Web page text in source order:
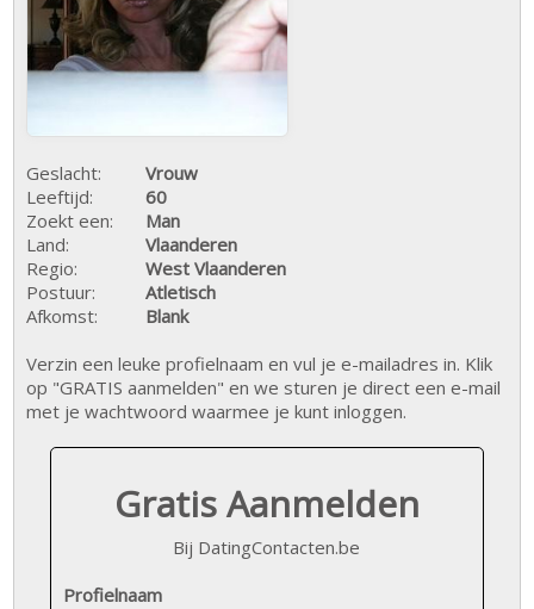
Geslacht:
Vrouw
Leeftijd:
60
Zoekt een:
Man
Land:
Vlaanderen
Regio:
West Vlaanderen
Postuur:
Atletisch
Afkomst:
Blank
Verzin een leuke profielnaam en vul je e-mailadres in. Klik
op "GRATIS aanmelden" en we sturen je direct een e-mail
met je wachtwoord waarmee je kunt inloggen.
Gratis Aanmelden
Bij DatingContacten.be
Profielnaam